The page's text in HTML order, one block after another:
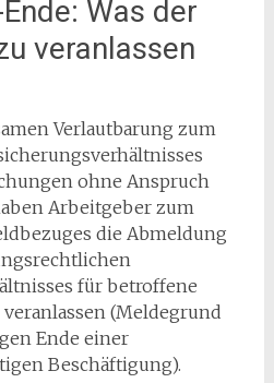
Was der
veranlassen
Verlautbarung zum
ohne Anspruch
Arbeitgeber zum
die Abmeldung
für betroffene
(Meldegrund
Ende einer
Beschäftigung).